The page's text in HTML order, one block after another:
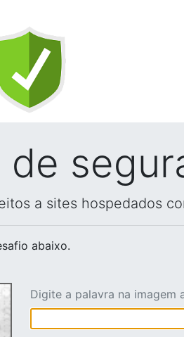
a sites hospedados
abaixo.
Digite a palavra na imagem